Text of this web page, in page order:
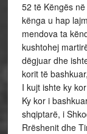
52 të Këngës
kënga u hap
mendova ta
kushtohej
dëgjuar dhe
korit të
I kujt ishte ky
Ky kor i
shqiptarë, i
Rrëshenit dhe